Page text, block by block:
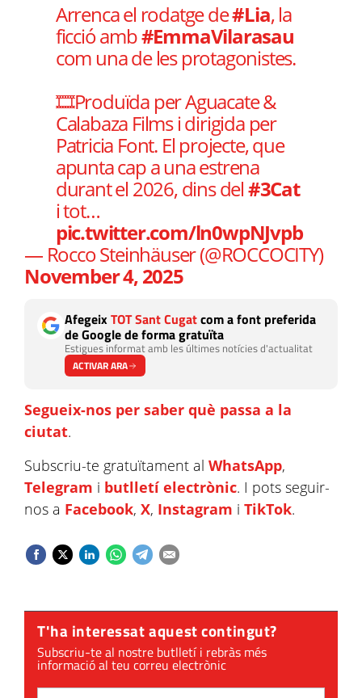
Arrenca el rodatge de#Lia, la
ficció amb#EmmaVilarasau
com una de les protagonistes.
🎞️Produïda per Aguacate &
Calabaza Films i dirigida per
Patricia Font. El projecte, que
apunta cap a una estrena
durant el 2026, dins del#3Cat
i tot…
pic.twitter.com/ln0wpNJvpb
— Rocco Steinhäuser (@ROCCOCITY)
November 4, 2025
AfegeixTOT Sant Cugatcom a font preferida
de Google de forma gratuïta
Estigues informat amb les últimes notícies d'actualitat
ACTIVAR ARA
Segueix-nos per saber què passa a la
ciutat.
Subscriu-te gratuïtament al WhatsApp,
Telegram i butlletí electrònic. I pots seguir-
nos a Facebook, X, Instagram i TikTok.
T'ha interessat aquest contingut?
Subscriu-te al nostre butlletí i rebràs més
informació al teu correu electrònic